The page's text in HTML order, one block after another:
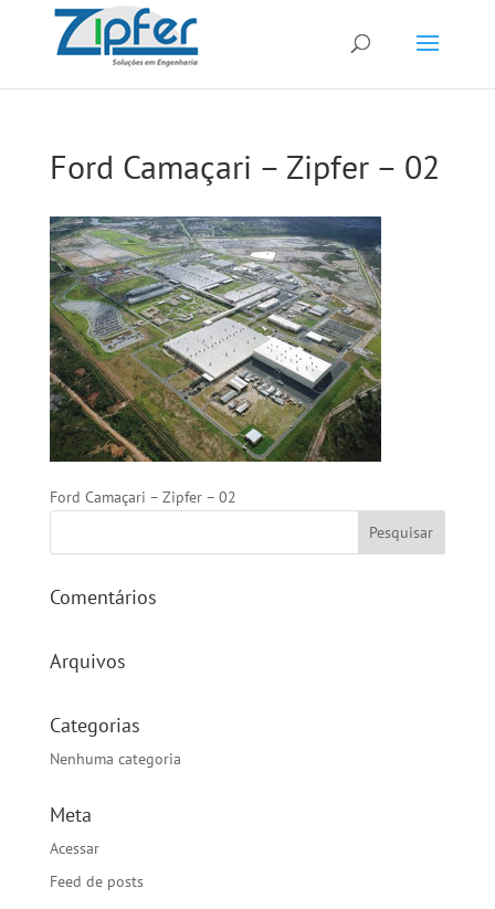
Ford Camaçari – Zipfer – 02
Ford Camaçari – Zipfer – 02
Comentários
Arquivos
Categorias
Nenhuma categoria
Meta
Acessar
Feed de posts